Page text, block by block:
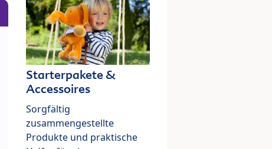
Starterpakete &
Accessoires
Sorgfältig
zusammengestellte
Produkte und praktische